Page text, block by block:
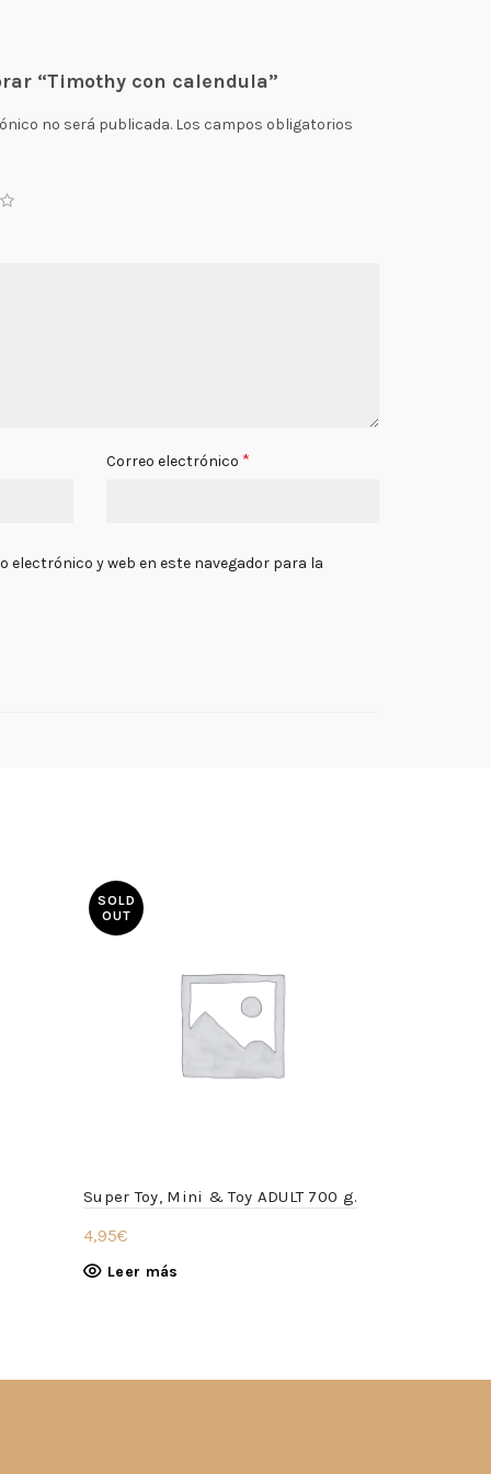
“Timothy con calendula”
no será publicada. Los campos obligatorios
Correo electrónico *
electrónico y web en este navegador para la
SOLD
OUT
Super Toy, Mini & Toy ADULT 700 g.
4,95€
Leer más